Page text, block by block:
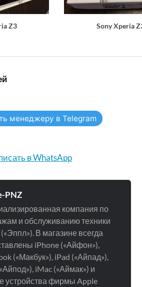
Z3 Sony Xperia
менеджеру в Telegram
в WhatsApp
PNZ
компания по
и обслуживанию техники
В магазине всегда
iPhone («Айфон»),
(«Макбук»), iPad («Айпад»),
iMac («Аймак») и
устройства фирмы Apple